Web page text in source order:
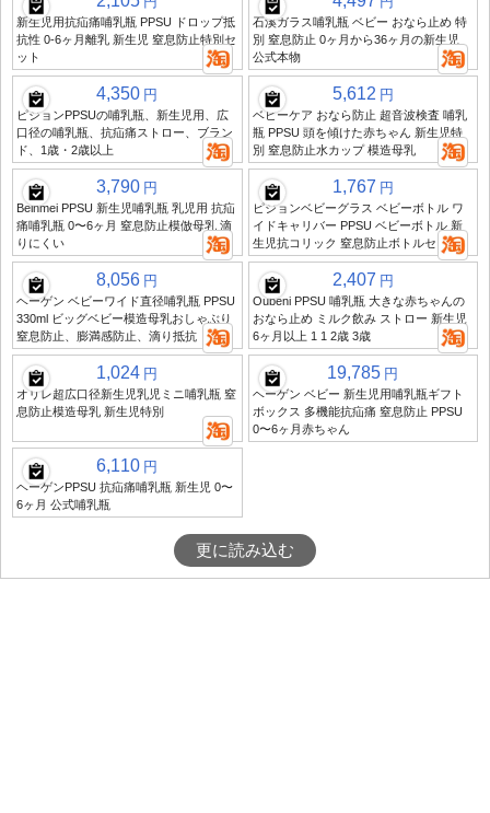
新生児用抗疝痛哺乳瓶 PPSU ドロップ抵
抗性 0-6ヶ月離乳 新生児 窒息防止特別セ
ット
石溪ガラス哺乳瓶 ベビー おなら止め 特
別 窒息防止 0ヶ月から36ヶ月の新生児
公式本物
4,350 円
ピジョンPPSUの哺乳瓶、新生児用、広
口径の哺乳瓶、抗疝痛ストロー、ブラン
ド、1歳・2歳以上
5,612 円
ベビーケア おなら防止 超音波検査 哺乳
瓶 PPSU 頭を傾けた赤ちゃん 新生児特
別 窒息防止水カップ 模造母乳
3,790 円
Beinmei PPSU 新生児哺乳瓶 乳児用 抗疝
痛哺乳瓶 0〜6ヶ月 窒息防止模倣母乳 滴
りにくい
1,767 円
ピジョンベビーグラス ベビーボトル ワ
イドキャリバー PPSU ベビーボトル 新
生児抗コリック 窒息防止ボトルセット
8,056 円
ヘーゲン ベビーワイド直径哺乳瓶 PPSU
330ml ビッグベビー模造母乳おしゃぶり
窒息防止、膨満感防止、滴り抵抗
2,407 円
Oubeni PPSU 哺乳瓶 大きな赤ちゃんの
おなら止め ミルク飲み ストロー 新生児
6ヶ月以上 1 1 2歳 3歳
1,024 円
オリレ超広口径新生児乳児ミニ哺乳瓶 窒
息防止模造母乳 新生児特別
19,785 円
ヘーゲン ベビー 新生児用哺乳瓶ギフト
ボックス 多機能抗疝痛 窒息防止 PPSU
0〜6ヶ月赤ちゃん
6,110 円
ヘーゲンPPSU 抗疝痛哺乳瓶 新生児 0〜
6ヶ月 公式哺乳瓶
更に読み込む